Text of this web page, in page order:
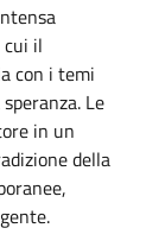
il
con i temi
Le
in un
della